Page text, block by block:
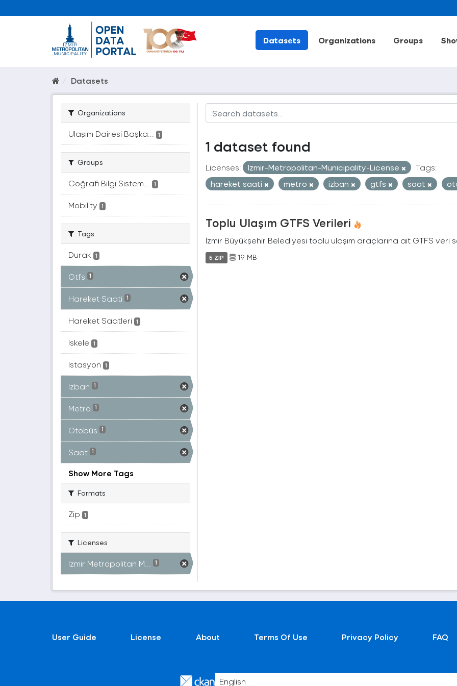
Datasets Organizations Groups
Datasets
Organizations
Ulaşım Dairesi Başka... 1
Groups
Coğrafi Bilgi Sistem... 1
Mobility 1
Tags
Durak 1
Gtfs 1
Hareket Saati 1
Hareket Saatleri 1
Iskele 1
Istasyon 1
Izban 1
Metro 1
Otobüs 1
Saat 1
Show More Tags
Formats
Zip 1
Licenses
Izmir Metropolitan M... 1
1 dataset found
Licenses: Izmir-Metropolitan-Municipality-License
Tags:
hareket saati
metro izban gtfs saat
Toplu Ulaşım GTFS Verileri
İzmir Büyükşehir Belediyesi toplu ulaşım araçlarına ait GTFS veri
5 ZIP 19 MB
User Guide License About Terms Of Use Privacy Policy FAQ